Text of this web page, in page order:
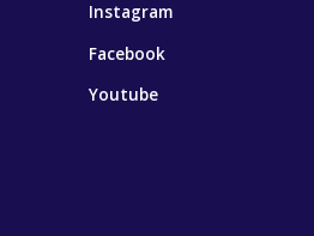
Instagram
Facebook
Youtube